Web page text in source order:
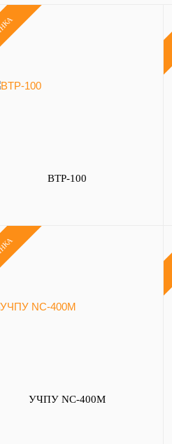
BTP-100
УЧПУ NC-400M